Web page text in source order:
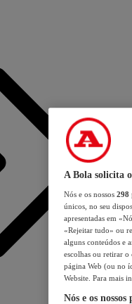
A Bola solicita
Nós e os nossos 298
únicos, no seu
apresentadas em
«Rejeitar tudo» ou
alguns conteúdos e
escolhas ou retirar
página Web (ou no
Website. Para mais
Nós e os